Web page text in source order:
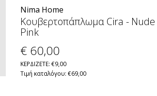
Nima Home
Κουβερτοπάπλωμα Cira - Nude
Pink
€ 60,00
ΚΕΡΔΙΖΕΤΕ: €9,00
Τιμή καταλόγου: €69,00